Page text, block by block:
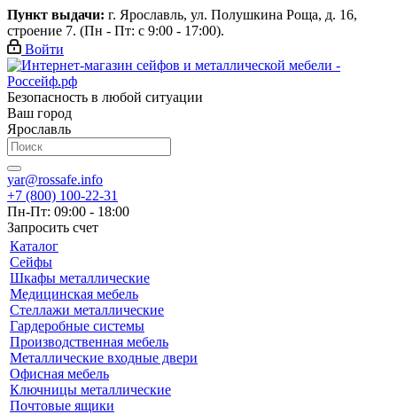
Пункт выдачи: г. Ярославль, ул. Полушкина Роща, д. 16,
строение 7. (Пн - Пт: с 9:00 - 17:00).
Войти
Безопасность в любой ситуации
Ваш город
Ярославль
yar@rossafe.info
+7 (800) 100-22-31
Пн-Пт: 09:00 - 18:00
Запросить счет
Каталог
Сейфы
Шкафы металлические
Медицинская мебель
Стеллажи металлические
Гардеробные системы
Производственная мебель
Металлические входные двери
Офисная мебель
Ключницы металлические
Почтовые ящики